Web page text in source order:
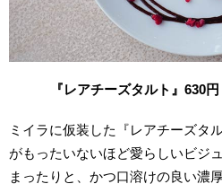
『レアチーズタルト』630
ミイラに仮装した『レアチーズタ
がもったいないほど愛らしいビジ
まったりと、かつ口溶けの良い濃